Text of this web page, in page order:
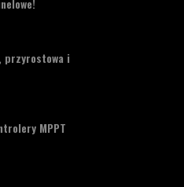
przyrostowa i
MPPT